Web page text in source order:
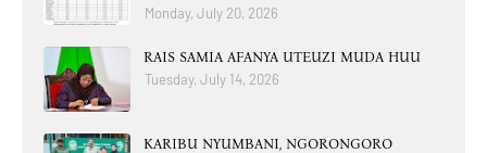
Monday, July 20, 2026
RAIS SAMIA AFANYA UTEUZI MUDA HUU
Tuesday, July 14, 2026
KARIBU NYUMBANI, NGORONGORO